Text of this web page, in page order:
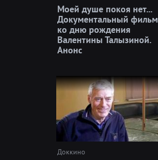
Моей душе покоя нет...
Документальный фильм
ко дню рождения
Валентины Талызиной.
Анонс
Доккино